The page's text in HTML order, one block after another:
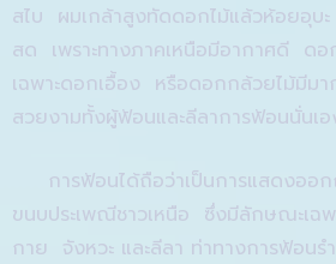
สไบ ผมเกล้าสูงทัดดอกไม้แล้วห้อยอุบะ
สด เพราะทางภาคเหนือมีอากาศดี ดอ
เฉพาะดอกเอื้อง หรือดอกกล้วยไม้มีมา
สวยงามทั้งผู้ฟ้อนและลีลาการฟ้อนนั่นเ
การฟ้อนได้ถือว่าเป็นการแสดงออ
ขนบประเพณีชาวเหนือ ซึ่งมีลักษณะเฉพ
กาย
จังหวะ และลีลา ท่าทางการฟ้อนรำ